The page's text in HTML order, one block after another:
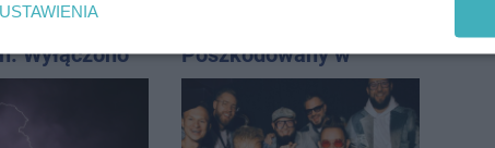
z wodą w
Wyłączono
zaplanowano
Poszkodowany w
szpitalu
USTAWIENIA